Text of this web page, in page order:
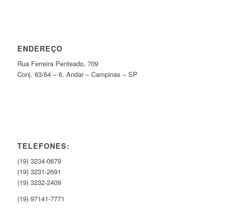
ENDEREÇO
Rua Ferreira Penteado, 709
Conj. 63/64 – 6. Andar – Campinas – SP
TELEFONES:
(19) 3234-0679
(19) 3231-2691
(19) 3232-2409
(19) 97141-7771